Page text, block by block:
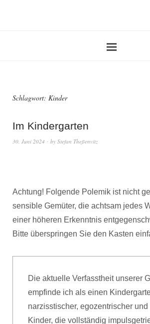
Schlagwort: Kinder
Im Kindergarten
30. Juni 2024 by Stefan Theßenvitz
Achtung! Folgende Polemik ist nicht
sensible Gemüter, die achtsam jedes
einer höheren Erkenntnis
Bitte überspringen Sie den Kasten
Die aktuelle Verfasstheit unserer
empfinde ich als einen
narzisstischer, egozentrischer
Kinder, die vollständig